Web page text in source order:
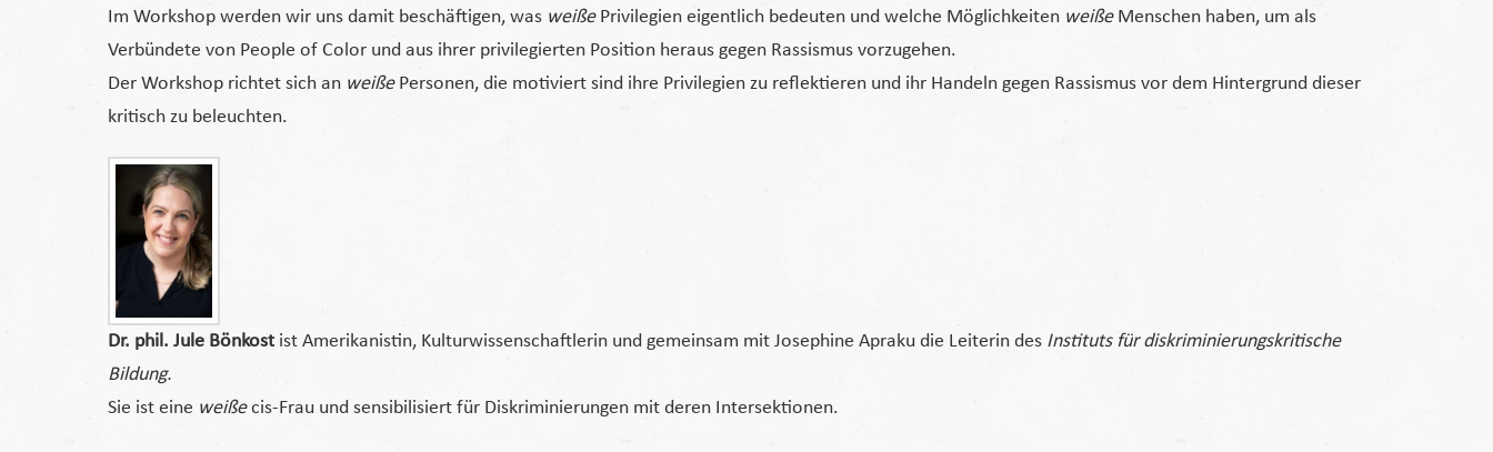
Im Workshop werden wir uns damit beschäftigen, was weißePrivilegien eigentlich bedeuten und welche Möglichkeiten weißeMenschen haben, um als
Verbündete von People of Color und aus ihrer privilegierten Position heraus gegen Rassismus vorzugehen.
Der Workshop richtet sich an weißePersonen, die motiviert sind ihre Privilegien zu reflektieren und ihr Handeln gegen Rassismus vor dem Hintergrund dieser
kritisch zu beleuchten.
Dr. phil. Jule Bönkostist Amerikanistin, Kulturwissenschaftlerin und gemeinsam mit Josephine Apraku die Leiterin des Instituts für diskriminierungskritische
Bildung.
Sie ist eine weißecis-Frau und sensibilisiert für Diskriminierungen mit deren Intersektionen.